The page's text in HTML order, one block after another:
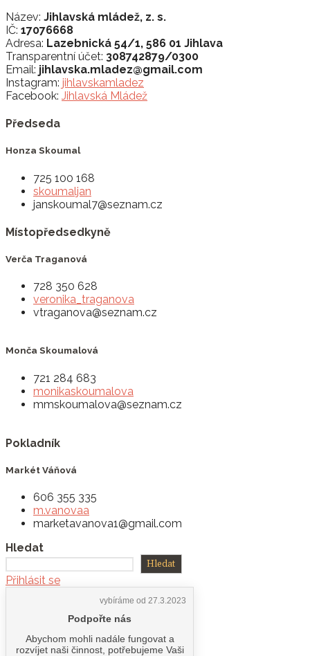
Název: Jihlavská mládež, z. s.
IČ: 17076668
Adresa: Lazebnická 54/1, 586 01 Jihlava
Transparentní účet: 308742879/0300
Email: jihlavska.mladez@gmail.com
Instagram: jihlavskamladez
Facebook: Jihlavská Mládež
Předseda
Honza Skoumal
725 100 168
skoumaljan
janskoumal7@seznam.cz
Místopředsedkyně
Verča Traganová
728 350 628‬
veronika_traganova
vtraganova@seznam.cz
Monča Skoumalová
721 284 683
monikaskoumalova
mmskoumalova@seznam.cz
Pokladník
Markét Váňová
606 355 335
m.vanovaa
marketavanova1@gmail.com
Hledat
Hledat
Přihlásit se